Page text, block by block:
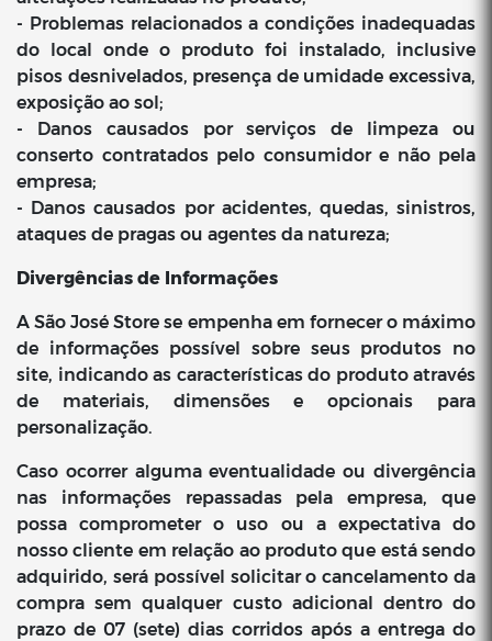
- Problemas relacionados a condições inadequadas
do local onde o produto foi instalado, inclusive
pisos desnivelados, presença de umidade excessiva,
exposição ao sol;
- Danos causados por serviços de limpeza ou
conserto contratados pelo consumidor e não pela
empresa;
- Danos causados por acidentes, quedas, sinistros,
ataques de pragas ou agentes da natureza;
Divergências de Informações
A São José Store se empenha em fornecer o máximo
de informações possível sobre seus produtos no
site, indicando as características do produto através
de materiais, dimensões e opcionais para
personalização.
Caso ocorrer alguma eventualidade ou divergência
nas informações repassadas pela empresa, que
possa comprometer o uso ou a expectativa do
nosso cliente em relação ao produto que está sendo
adquirido, será possível solicitar o cancelamento da
compra sem qualquer custo adicional dentro do
prazo de 07 (sete) dias corridos após a entrega do